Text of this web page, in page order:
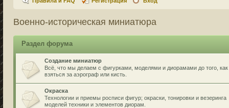
Военно-историческая миниатюра
Раздел форума
Создание миниатюр
Всё, что мы делаем с фигурками, моделями и диорамами до того, как
взяться за аэрограф или кисть.
Окраска
Технологии и приемы росписи фигур; окраски, тонировки и везеринга
моделей техники и элементов диорам.